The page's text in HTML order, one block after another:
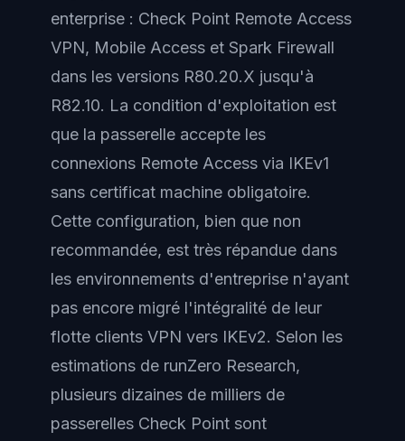
enterprise : Check Point Remote Access
VPN, Mobile Access et Spark Firewall
dans les versions R80.20.X jusqu'à
R82.10. La condition d'exploitation est
que la passerelle accepte les
connexions Remote Access via IKEv1
sans certificat machine obligatoire.
Cette configuration, bien que non
recommandée, est très répandue dans
les environnements d'entreprise n'ayant
pas encore migré l'intégralité de leur
flotte clients VPN vers IKEv2. Selon les
estimations de runZero Research,
plusieurs dizaines de milliers de
passerelles Check Point sont